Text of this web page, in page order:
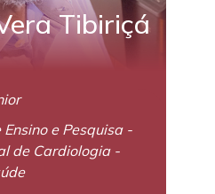
Tibiriçá
e Pesquisa -
de Cardiologia -